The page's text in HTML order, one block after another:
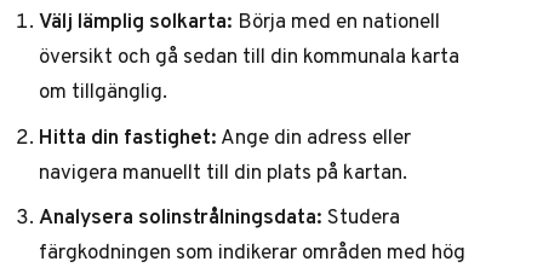
Välj lämplig solkarta: Börja med en nationell
översikt och gå sedan till din kommunala karta
om tillgänglig.
Hitta din fastighet:Ange din adress eller
navigera manuellt till din plats på kartan.
Analysera solinstrålningsdata:Studera
färgkodningen som indikerar områden med hög